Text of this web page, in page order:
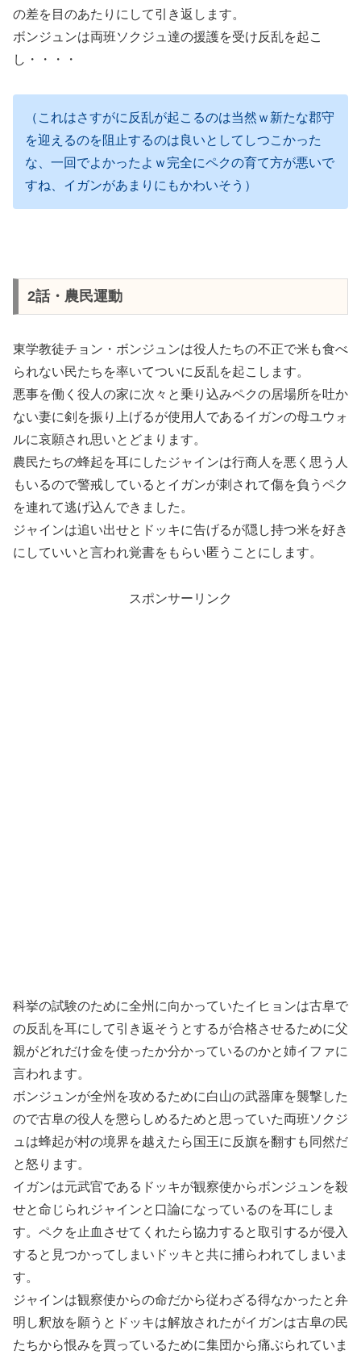
の差を目のあたりにして引き返します。
ボンジュンは両班ソクジュ達の援護を受け反乱を起こ
し・・・・
（これはさすがに反乱が起こるのは当然ｗ新たな郡守
を迎えるのを阻止するのは良いとしてしつこかった
な、一回でよかったよｗ完全にペクの育て方が悪いで
すね、イガンがあまりにもかわいそう）
2話・農民運動
東学教徒チョン・ボンジュンは役人たちの不正で米も食べ
られない民たちを率いてついに反乱を起こします。
悪事を働く役人の家に次々と乗り込みペクの居場所を吐か
ない妻に剣を振り上げるが使用人であるイガンの母ユウォ
ルに哀願され思いとどまります。
農民たちの蜂起を耳にしたジャインは行商人を悪く思う人
もいるので警戒しているとイガンが刺されて傷を負うペク
を連れて逃げ込んできました。
ジャインは追い出せとドッキに告げるが隠し持つ米を好き
にしていいと言われ覚書をもらい匿うことにします。
スポンサーリンク
科挙の試験のために全州に向かっていたイヒョンは古阜で
の反乱を耳にして引き返そうとするが合格させるために父
親がどれだけ金を使ったか分かっているのかと姉イファに
言われます。
ボンジュンが全州を攻めるために白山の武器庫を襲撃した
ので古阜の役人を懲らしめるためと思っていた両班ソクジ
ュは蜂起が村の境界を越えたら国王に反旗を翻すも同然だ
と怒ります。
イガンは元武官であるドッキが観察使からボンジュンを殺
せと命じられジャインと口論になっているのを耳にしま
す。ペクを止血させてくれたら協力すると取引するが侵入
すると見つかってしまいドッキと共に捕らわれてしまいま
す。
ジャインは観察使からの命だから従わざる得なかったと弁
明し釈放を願うとドッキは解放されたがイガンは古阜の民
たちから恨みを買っているために集団から痛ぶられていま